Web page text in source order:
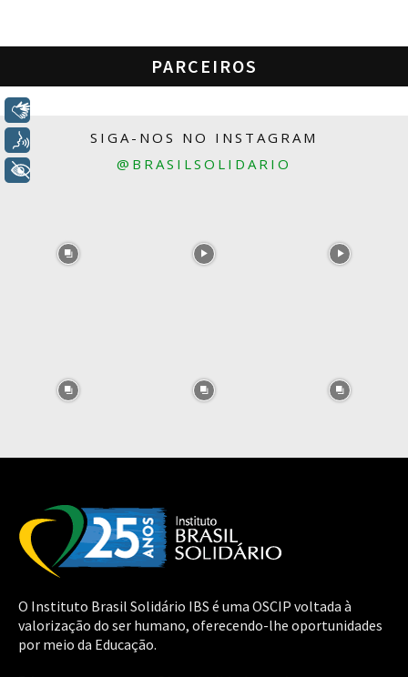
PARCEIROS
SIGA-NOS NO INSTAGRAM
@BRASILSOLIDARIO
O Instituto Brasil Solidário IBS é uma OSCIP voltada à
valorização do ser humano, oferecendo-lhe oportunidades
por meio da Educação.
+ Acessibilidade